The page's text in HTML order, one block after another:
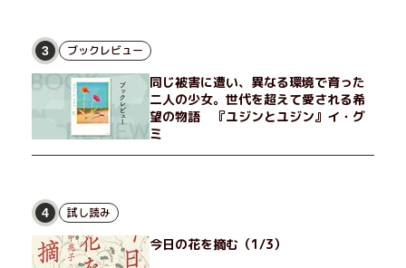
3 ブックレビュー
同じ被害に遭い、異なる環境で育った
二人の少女。世代を超えて愛される希
望の物語 『ユジンとユジン』イ・グ
ミ
4 試し読み
今日の花を摘む（1/3）